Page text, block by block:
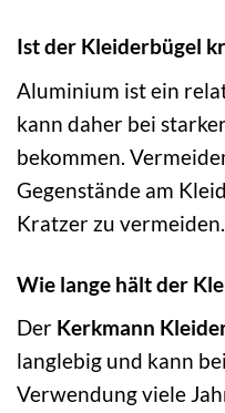
Ist der Kleiderbügel
Aluminium ist ein
kann daher bei
bekommen.
Gegenstände am
Kratzer zu vermeiden.
Wie lange hält der
Der Kerkmann
langlebig und kann
Verwendung viele